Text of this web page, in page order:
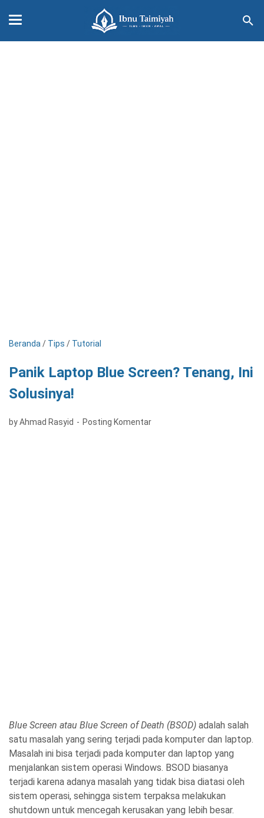
Beranda / Tips / Tutorial
Panik Laptop Blue Screen? Tenang, Ini
Solusinya!
by Ahmad Rasyid Posting Komentar
Blue Screen atau Blue Screen of Death (BSOD) adalah salah
satu masalah yang sering terjadi pada komputer dan laptop.
Masalah ini bisa terjadi pada komputer dan laptop yang
menjalankan sistem operasi Windows. BSOD biasanya
terjadi karena adanya masalah yang tidak bisa diatasi oleh
sistem operasi, sehingga sistem terpaksa melakukan
shutdown untuk mencegah kerusakan yang lebih besar.